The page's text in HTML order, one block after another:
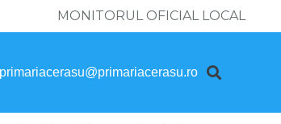
MONITORUL OFICIAL LOCAL
primariacerasu@primariacerasu.ro